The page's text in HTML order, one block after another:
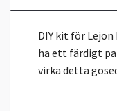
DIY kit för
ha ett färdigt
virka detta